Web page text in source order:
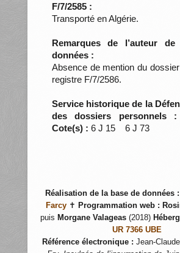
F/7/2585 :
Transporté en Algérie.
Remarques de l’auteur
données :
Absence de mention du
registre F/7/2586.
Service historique de la
des dossiers personnels :
Cote(s) : 6 J 15 6 J 73
Réalisation de la base de données :
Farcy ✝ Programmation web :
puis Morgane Valageas (2018)
UR 7366 UBE
Référence électronique : Jean-